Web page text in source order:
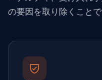
の要因を取り除くことで